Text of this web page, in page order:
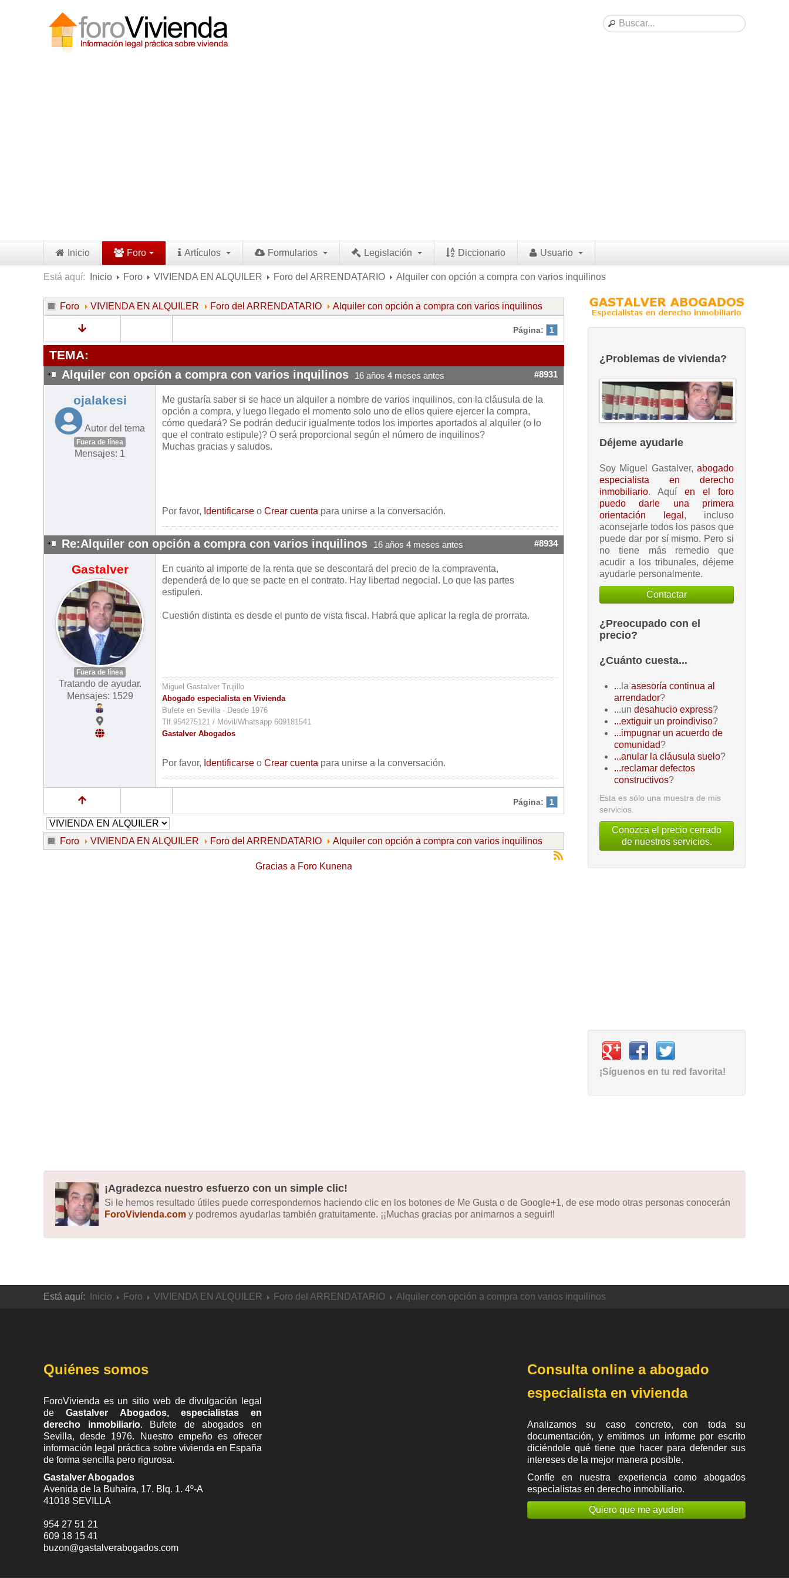
Inicio Foro Artículos Formularios Legislación Diccionario Usuario
Está aquí: Inicio Foro VIVIENDA EN ALQUILER Foro del ARRENDATARIO Alquiler con opción a compra con varios inquilinos
Foro VIVIENDA EN ALQUILER Foro del ARRENDATARIO Alquiler con opción a compra con varios inquilinos
Página: 1
TEMA:
Alquiler con opción a compra con varios inquilinos 16 años 4 meses antes #8931
ojalakesi
Autor del tema
Fuera de línea
Mensajes: 1
Me gustaría saber si se hace un alquiler a nombre de varios inquilinos, con la cláusula de la
opción a compra, y luego llegado el momento solo uno de ellos quiere ejercer la compra,
cómo quedará? Se podrán deducir igualmente todos los importes aportados al alquiler (o lo
que el contrato estipule)? O será proporcional según el número de inquilinos?
Muchas gracias y saludos.
Por favor, Identificarse o Crear cuenta para unirse a la conversación.
Re:Alquiler con opción a compra con varios inquilinos 16 años 4 meses antes #8934
Gastalver
Fuera de línea
Tratando de ayudar.
Mensajes: 1529
En cuanto al importe de la renta que se descontará del precio de la compraventa,
dependerá de lo que se pacte en el contrato. Hay libertad negocial. Lo que las partes
estipulen.
Cuestión distinta es desde el punto de vista fiscal. Habrá que aplicar la regla de prorrata.
Miguel Gastalver Trujillo
Abogado especialista en Vivienda
Bufete en Sevilla · Desde 1976
Tlf.954275121 / Móvil/Whatsapp 609181541
Gastalver Abogados
Por favor, Identificarse o Crear cuenta para unirse a la conversación.
Página: 1
Foro VIVIENDA EN ALQUILER Foro del ARRENDATARIO Alquiler con opción a compra con varios inquilinos
Gracias a Foro Kunena
¿Problemas de vivienda?
Déjeme ayudarle
Soy Miguel Gastalver, abogado
especialista en derecho
inmobiliario. Aquí en el foro
puedo darle una primera
orientación legal , incluso
aconsejarle todos los pasos que
puede dar por sí mismo. Pero si
no tiene más remedio que
acudir a los tribunales, déjeme
ayudarle personalmente.
Contactar
¿Preocupado con el
precio?
¿Cuánto cuesta...
...la asesoría continua al
arrendador?
...un desahucio express?
...extiguir un proindiviso?
...impugnar un acuerdo de
comunidad?
...anular la cláusula suelo?
...reclamar defectos
constructivos?
Esta es sólo una muestra de mis
servicios.
Conozca el precio cerrado
de nuestros servicios.
¡Síguenos en tu red favorita!
¡Agradezca nuestro esfuerzo con un simple clic!
Si le hemos resultado útiles puede correspondernos haciendo clic en los botones de Me Gusta o de Google+1, de ese modo otras personas conocerán
ForoVivienda.com y podremos ayudarlas también gratuitamente. ¡¡Muchas gracias por animarnos a seguir!!
Está aquí: Inicio Foro VIVIENDA EN ALQUILER Foro del ARRENDATARIO Alquiler con opción a compra con varios inquilinos
Quiénes somos
ForoVivienda es un sitio web de divulgación legal
deGastalver Abogados, especialistas en
derecho inmobiliario. Bufete deabogados en
Sevilla, desde 1976. Nuestro empeño es ofrecer
información legal práctica sobre vivienda en España
de forma sencilla pero rigurosa.
Gastalver Abogados
Avenida de la Buhaira, 17. Blq. 1. 4º-A
41018 SEVILLA
954 27 51 21
609 18 15 41
buzon@gastalverabogados.com
Consulta online a abogado
especialista en vivienda
Analizamos su caso concreto, con toda su
documentación, y emitimos un informe por escrito
diciéndole qué tiene que hacer para defender sus
intereses de la mejor manera posible.
Confíe en nuestra experiencia como abogados
especialistas en derecho inmobiliario.
Quiero que me ayuden